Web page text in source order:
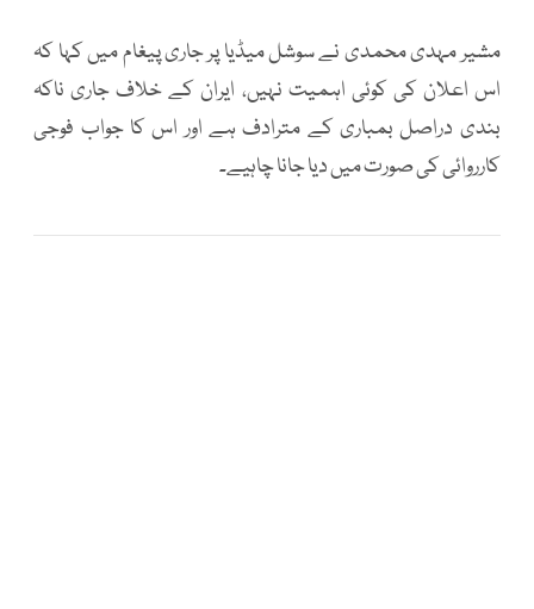
مشیر مہدی محمدی نے سوشل میڈیا پر جاری پیغام میں کہا کہ
اس اعلان کی کوئی اہمیت نہیں، ایران کے خلاف جاری ناکہ
بندی دراصل بمباری کے مترادف ہے اور اس کا جواب فوجی
کارروائی کی صورت میں دیا جانا چاہیے۔